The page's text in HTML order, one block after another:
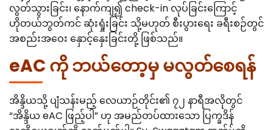
လွတ်သွားခြင်း၊ နောက်ကျ၍ check-in လုပ်ခြင်းကြောင့်
ဟိုတယ်ဘွတ်ကင် ဆုံးရှုံးခြင်း သို့မဟုတ် စီးပွားရေး ခရီးစဉ်တွင်
အစည်းအဝေး နှောင့်နှေးခြင်းတို့ ဖြစ်သည်။
eAC ကို ဘယ်တော့မှ မလွတ်စေရန်
အိန္ဒိယသို့ ပျံသန်းမည့် လေယာဉ်တိုင်း၏ ၇၂ နာရီအလိုတွင်
“အိန္ဒိယ eAC ဖြည့်ပါ” ဟု အမည်တပ်ထားသော ပြက္ခဒိန်